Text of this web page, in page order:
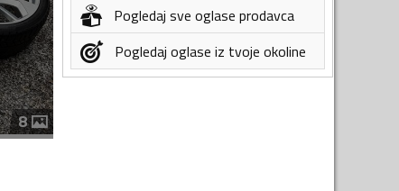
8
Pogledaj sve oglase prodavca
Pogledaj oglase iz tvoje okoline